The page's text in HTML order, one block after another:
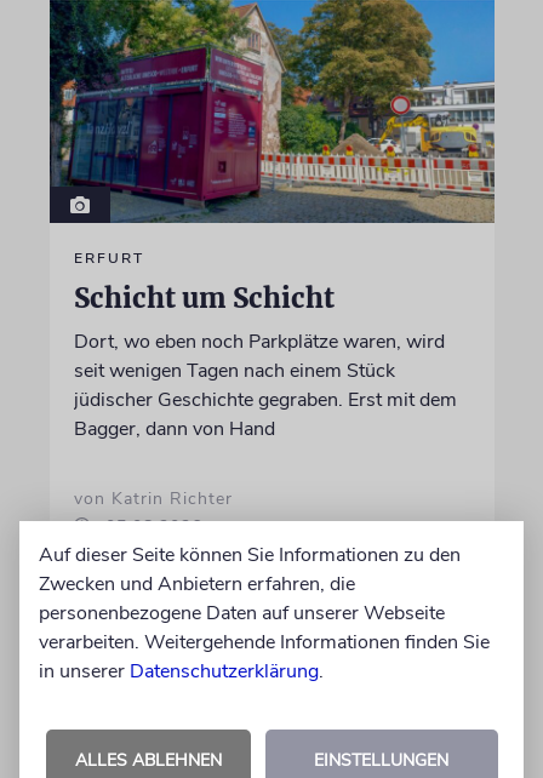
ERFURT
Schicht um Schicht
Dort, wo eben noch Parkplätze waren, wird
seit wenigen Tagen nach einem Stück
jüdischer Geschichte gegraben. Erst mit dem
Bagger, dann von Hand
von Katrin Richter
05.08.2026
Auf dieser Seite können Sie Informationen zu den
Zwecken und Anbietern erfahren, die
personenbezogene Daten auf unserer Webseite
verarbeiten. Weitergehende Informationen finden Sie
in unserer Datenschutzerklärung.
ALLES ABLEHNEN EINSTELLUNGEN